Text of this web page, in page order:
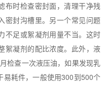
布时检查密封面，清理干净残
密封沟槽里。另一个常见问题
不足或絮凝剂用量不当。这时
絮凝剂的配比浓度。此外，液
检查一次液压油，如果发现乳
易耗件，一般使用300到500个